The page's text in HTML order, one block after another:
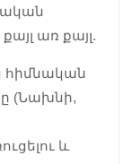
առ քայլ.
հիմնական
(Նախնի,
և